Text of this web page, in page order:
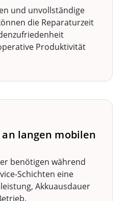
und unvollständige
die Reparaturzeit
Produktivität
langen mobilen
benötigen während
Schichten eine
Akkuausdauer